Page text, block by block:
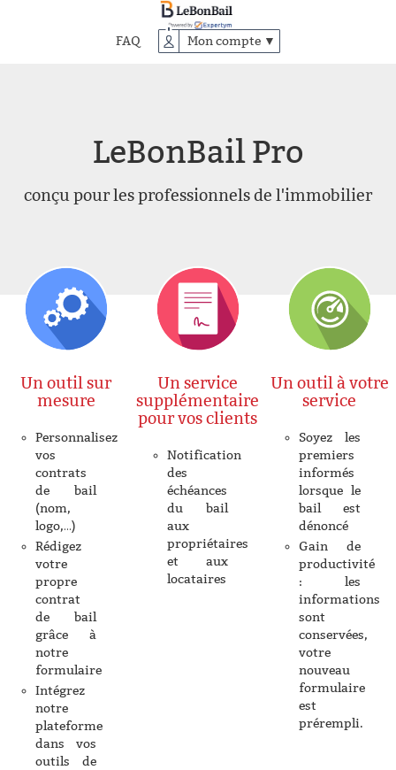
FAQ Mon compte ▼
LeBonBail Pro
conçu pour les professionnels de l'immobilier
Un outil sur
mesure
Personnalisez
vos
contrats
de bail
(nom,
logo,…)
Rédigez
votre
propre
contrat
de bail
grâce à
notre
formulaire
Intégrez
notre
plateforme
dans vos
outils de
Un service
supplémentaire
pour vos clients
Notification
des
échéances
du bail
aux
propriétaires
et aux
locataires
Un outil à votre
service
Soyez les
premiers
informés
lorsque le
bail est
dénoncé
Gain de
productivité
: les
informations
sont
conservées,
votre
nouveau
formulaire
est
prérempli.